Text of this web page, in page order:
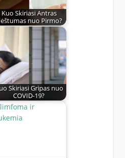
Kuo Skiriasi Antras
nuo Pirmo?
Skiriasi Gripas nuo
COVID-19?